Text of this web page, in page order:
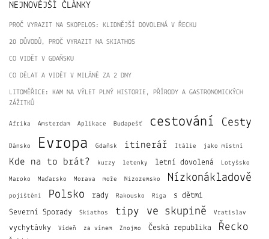
NEJNOVĚJŠÍ ČLÁNKY
PROČ VYRAZIT NA SKOPELOS: KLIDNĚJŠÍ DOVOLENÁ V ŘECKU
20 DŮVODŮ, PROČ VYRAZIT NA SKIATHOS
CO VIDĚT V GDAŇSKU
CO DĚLAT A VIDĚT V MILÁNĚ ZA 2 DNY
LITOMĚŘICE: KAM NA VÝLET PLNÝ HISTORIE, PŘÍRODY A GASTRONOMICKÝCH
ZÁŽITKŮ
Afrika Amsterdam Aplikace Budapešť cestování Cesty
Dánsko Evropa Gdaňsk itinerář Itálie jako místní
Kde na to brát? kurzy letenky letní dovolená Lotyšsko
Maroko Maďarsko Morava moře Nizozemsko Nízkonákladově
pojištění Polsko rady Rakousko Riga
s dětmi
Severní Sporady
Skiathos tipy ve skupině Vratislav
vychytávky Vídeň za vínem Znojmo Česká republika Řecko